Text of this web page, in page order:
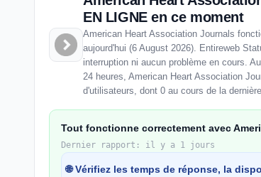
EN LIGNE en ce moment
American Heart Association Journals
aujourd'hui (6 August 2026). Entireweb
interruption ni aucun problème en cours.
24 heures, American Heart Association
d'utilisateurs, dont 0 au cours de la
Tout fonctionne correctement avec
Dernier rapport: il y a 1 jours
🌐 Vérifiez les temps de réponse, la